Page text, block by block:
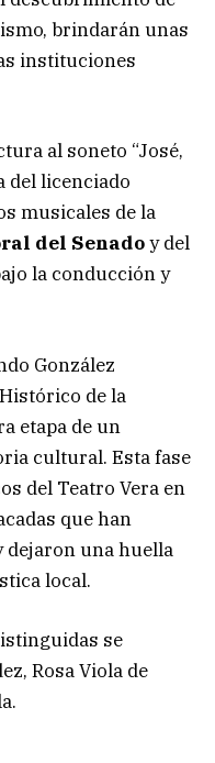
brindarán unas
instituciones
al soneto “José,
del licenciado
musicales de la
del Senadoy del
la conducción y
González
de la
etapa de un
cultural. Esta fase
del Teatro Vera en
que han
dejaron una huella
local.
se
Rosa Viola de